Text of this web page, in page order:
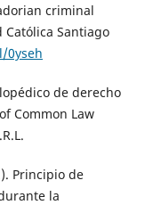
criminal
Católica Santiago
0yseh
de derecho
Common Law
Principio de
la